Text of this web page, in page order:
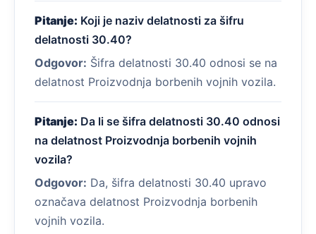
Pitanje: Koji je naziv delatnosti za šifru
delatnosti 30.40?
Odgovor: Šifra delatnosti 30.40 odnosi se na
delatnost Proizvodnja borbenih vojnih vozila.
Pitanje: Da li se šifra delatnosti 30.40 odnosi
na delatnost Proizvodnja borbenih vojnih
vozila?
Odgovor: Da, šifra delatnosti 30.40 upravo
označava delatnost Proizvodnja borbenih
vojnih vozila.